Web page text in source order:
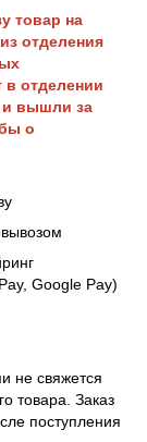
товар на
отделения
в отделении
и вышли за
о
Google Pay)
не свяжется
товара. Заказ
поступления